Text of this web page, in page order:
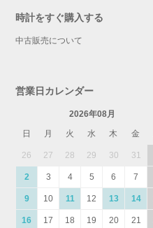
時計をすぐ購入する
中古販売について
営業日カレンダー
2026年08月
日
月 火 水 木 金
26 27 28 29 30 31
2 3 4 5 6 7
9 10 11 12 13 14
16 17 18 19 20 21